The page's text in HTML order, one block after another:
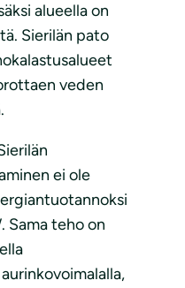
alueella on
Sierilän pato
veden
ei ole
Sama teho on